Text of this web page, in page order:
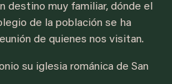
destino muy familiar, dónde el
de la población se ha
de quienes nos visitan.
su iglesia románica de San